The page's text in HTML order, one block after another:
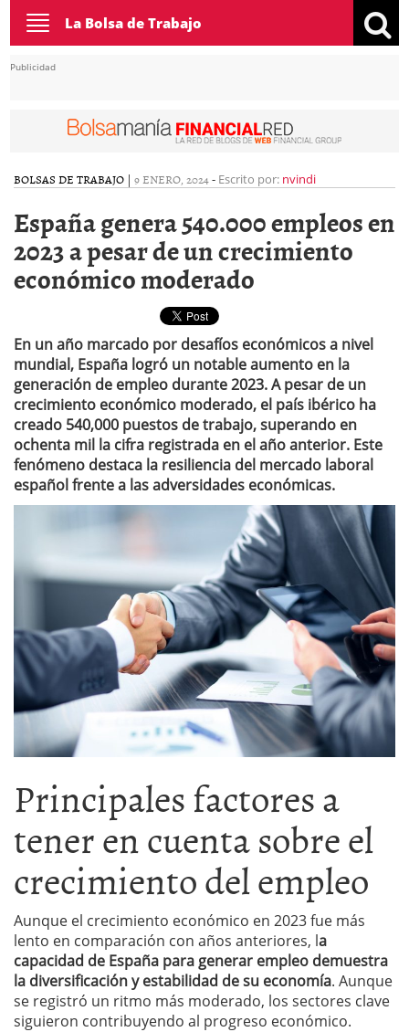
Toggle
navigation
La Bolsa de Trabajo
Publicidad
BOLSAS DE TRABAJO | 9 ENERO, 2024- Escrito por: nvindi
España genera 540.000 empleos en
2023 a pesar de un crecimiento
económico moderado
En un año marcado por desafíos económicos a nivel
mundial, España logró un notable aumento en la
generación de empleo durante 2023. A pesar de un
crecimiento económico moderado, el país ibérico ha
creado 540,000 puestos de trabajo, superando en
ochenta mil la cifra registrada en el año anterior. Este
fenómeno destaca la resiliencia del mercado laboral
español frente a las adversidades económicas.
Principales factores a
tener en cuenta sobre el
crecimiento del empleo
Aunque el crecimiento económico en 2023 fue más
lento en comparación con años anteriores, la
capacidad de España para generar empleo demuestra
la diversificación y estabilidad de su economía. Aunque
se registró un ritmo más moderado, los sectores clave
siguieron contribuyendo al progreso económico.